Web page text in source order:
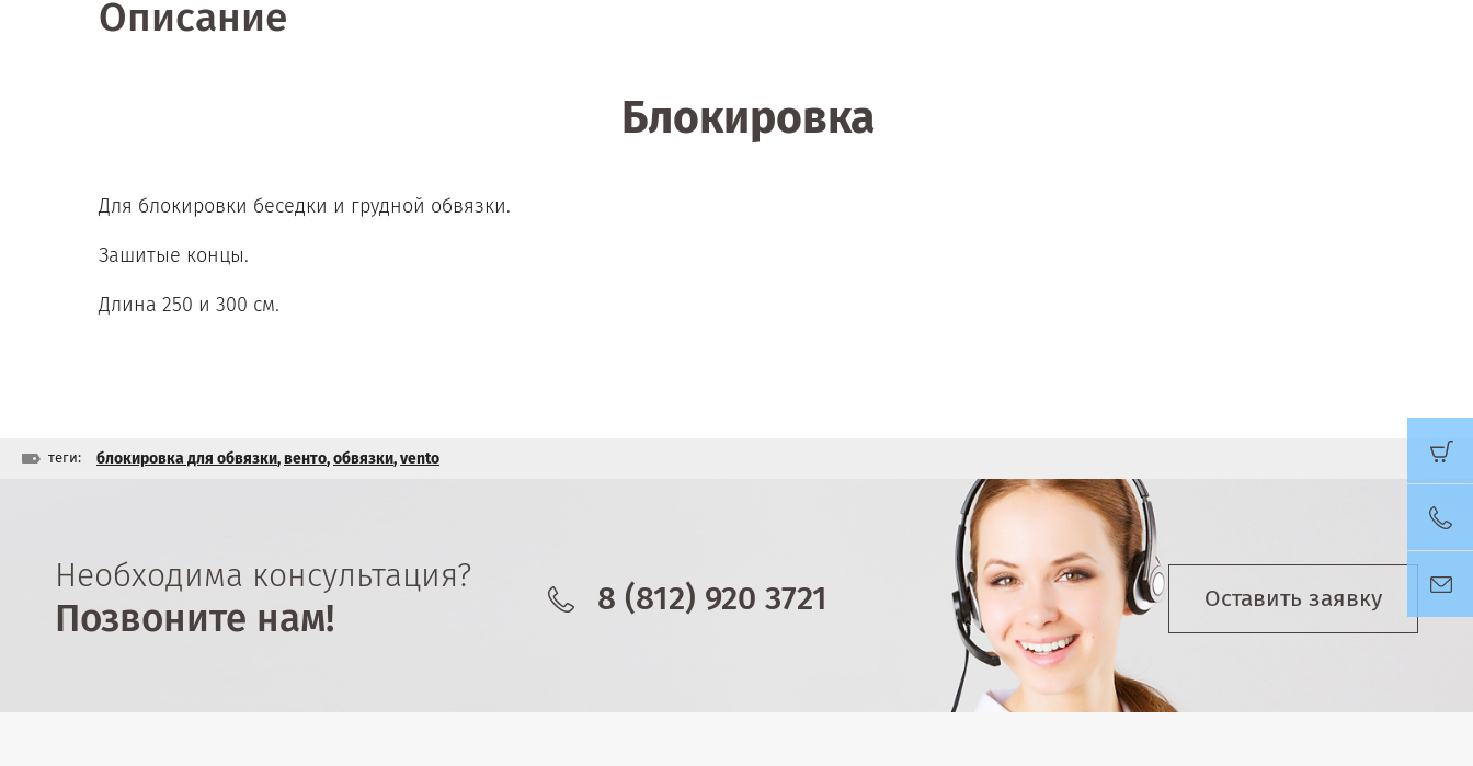
Описание
Блокировка
Для блокировки беседки и грудной обвязки.
Зашитые концы.
Длина 250 и 300 см.
теги: блокировка для обвязки,венто,обвязки,vento
Необходима консультация?
Позвоните нам! 8 (812) 920 3721 Оставить заявку